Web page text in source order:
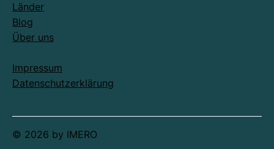
Länder
Blog
Über uns
Impressum
Datenschutzerklärung
© 2026 by IMERO